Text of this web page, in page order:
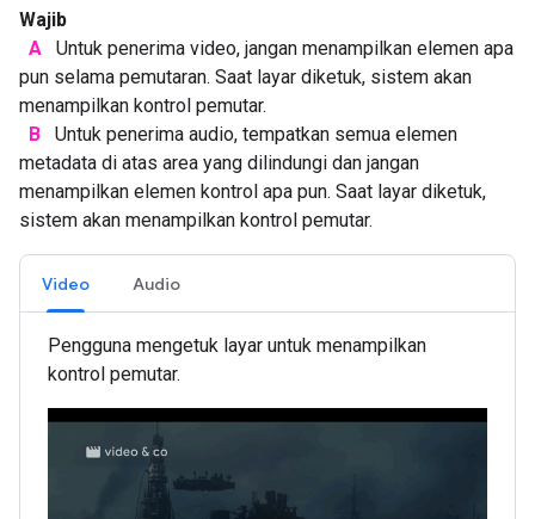
Wajib
A
Untuk penerima video, jangan menampilkan elemen apa
pun selama pemutaran. Saat layar diketuk, sistem akan
menampilkan kontrol pemutar.
B
Untuk penerima audio, tempatkan semua elemen
metadata di atas area yang dilindungi dan jangan
menampilkan elemen kontrol apa pun. Saat layar diketuk,
sistem akan menampilkan kontrol pemutar.
Video Audio
Pengguna mengetuk layar untuk menampilkan
kontrol pemutar.